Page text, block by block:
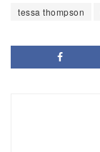
tessa thompson